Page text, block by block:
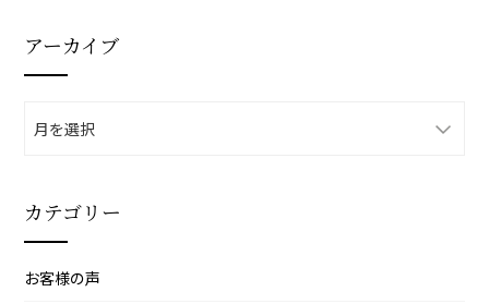
アーカイブ
ー
ブ
カテゴリー
お客様の声